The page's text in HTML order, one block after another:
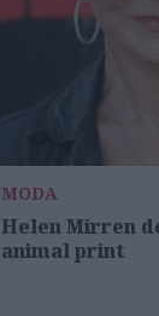
MODA
Helen Mirren
animal print